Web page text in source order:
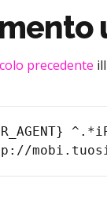
precedente